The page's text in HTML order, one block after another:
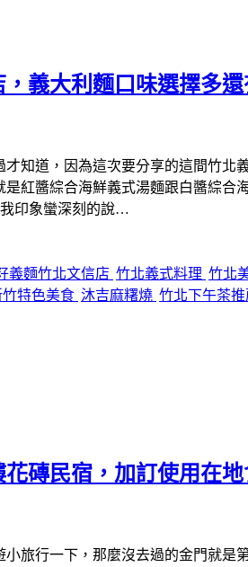
義大利麵口味選擇多
知道，因為這次要分享的這間竹
紅醬綜合海鮮義式湯麵跟白醬綜
印象蠻深刻的說…
義麵竹北文信店 竹北義式料理 竹北
竹特色美食 沐吉麻糬燒 竹北下午茶推
磚民宿，加訂使用在
旅行一下，那麼沒去過的金門就